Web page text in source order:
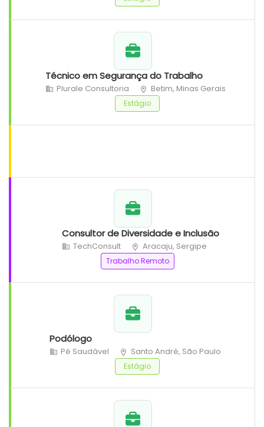
Técnico em Segurança do Trabalho
Plurale Consultoria Betim, Minas Gerais
Estágio
Consultor de Diversidade e Inclusão
TechConsult Aracaju, Sergipe
Trabalho Remoto
Podólogo
Pé Saudável Santo André, São Paulo
Estágio